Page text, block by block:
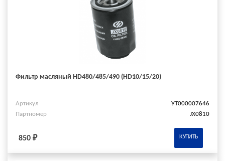
Фильтр масляный HD480/485/490 (HD10/15/20)
Артикул
УТ000007646
Партномер
JX0810
850 ₽ КУПИТЬ